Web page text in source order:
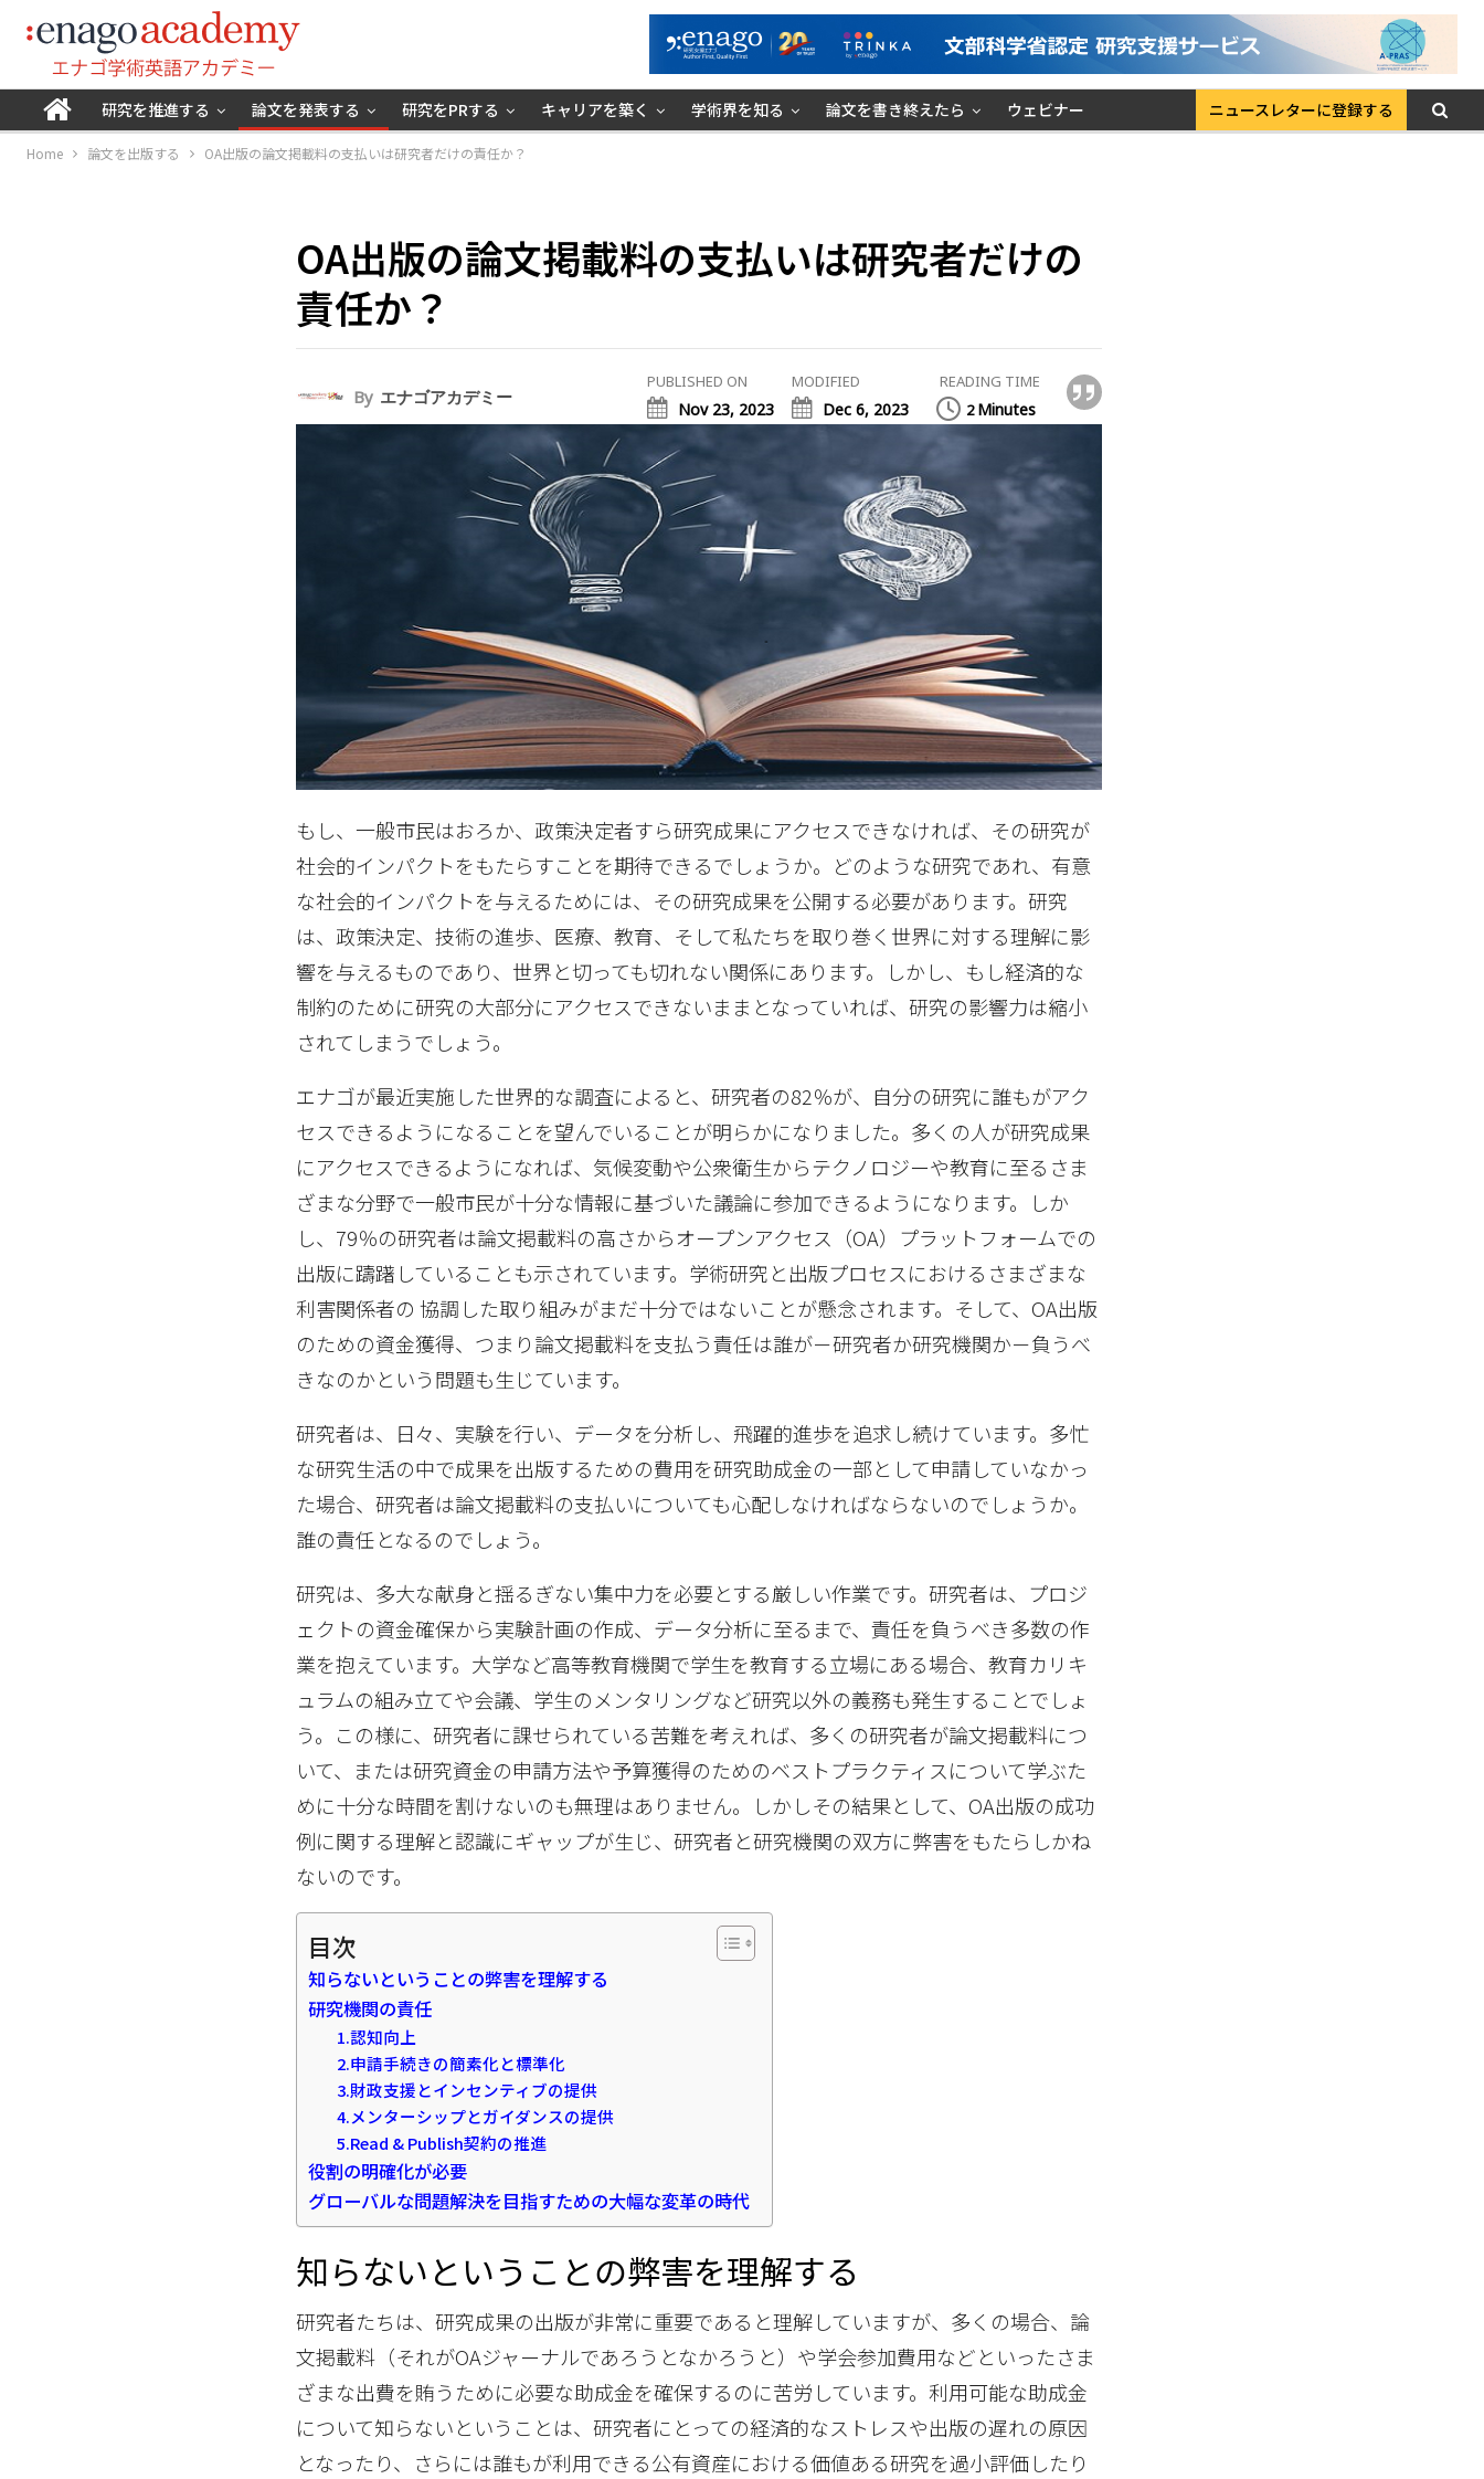
研究を推進する 論文を発表する 研究をPRする キャリアを築く 学術界を知る 論文を書き終えたら ウェビナー ニュースレターに登録する
Home 論文を出版する OA出版の論文掲載料の支払いは研究者だけの責任か？
OA出版の論文掲載料の支払いは研究者だけの
責任か？
READING TIME
2 Minutes
By エナゴアカデミー
MODIFIED
Dec 6, 2023
PUBLISHED ON
Nov 23, 2023
もし、一般市民はおろか、政策決定者すら研究成果にアクセスできなければ、その研究が
社会的インパクトをもたらすことを期待できるでしょうか。どのような研究であれ、有意
な社会的インパクトを与えるためには、その研究成果を公開する必要があります。研究
は、政策決定、技術の進歩、医療、教育、そして私たちを取り巻く世界に対する理解に影
響を与えるものであり、世界と切っても切れない関係にあります。しかし、もし経済的な
制約のために研究の大部分にアクセスできないままとなっていれば、研究の影響力は縮小
されてしまうでしょう。
エナゴが最近実施した世界的な調査によると、研究者の82％が、自分の研究に誰もがアク
セスできるようになることを望んでいることが明らかになりました。多くの人が研究成果
にアクセスできるようになれば、気候変動や公衆衛生からテクノロジーや教育に至るさま
ざまな分野で一般市民が十分な情報に基づいた議論に参加できるようになります。しか
し、79％の研究者は論文掲載料の高さからオープンアクセス（OA）プラットフォームでの
出版に躊躇していることも示されています。学術研究と出版プロセスにおけるさまざまな
利害関係者の 協調した取り組みがまだ十分ではないことが懸念されます。そして、OA出版
のための資金獲得、つまり論文掲載料を支払う責任は誰が－研究者か研究機関か－負うべ
きなのかという問題も生じています。
研究者は、日々、実験を行い、データを分析し、飛躍的進歩を追求し続けています。多忙
な研究生活の中で成果を出版するための費用を研究助成金の一部として申請していなかっ
た場合、研究者は論文掲載料の支払いについても心配しなければならないのでしょうか。
誰の責任となるのでしょう。
研究は、多大な献身と揺るぎない集中力を必要とする厳しい作業です。研究者は、プロジ
ェクトの資金確保から実験計画の作成、データ分析に至るまで、責任を負うべき多数の作
業を抱えています。大学など高等教育機関で学生を教育する立場にある場合、教育カリキ
ュラムの組み立てや会議、学生のメンタリングなど研究以外の義務も発生することでしょ
う。この様に、研究者に課せられている苦難を考えれば、多くの研究者が論文掲載料につ
いて、または研究資金の申請方法や予算獲得のためのベストプラクティスについて学ぶた
めに十分な時間を割けないのも無理はありません。しかしその結果として、OA出版の成功
例に関する理解と認識にギャップが生じ、研究者と研究機関の双方に弊害をもたらしかね
ないのです。
目次
知らないということの弊害を理解する
研究機関の責任
1.認知向上
2.申請手続きの簡素化と標準化
3.財政支援とインセンティブの提供
4.メンターシップとガイダンスの提供
5.Read & Publish契約の推進
役割の明確化が必要
グローバルな問題解決を目指すための大幅な変革の時代
知らないということの弊害を理解する
研究者たちは、研究成果の出版が非常に重要であると理解していますが、多くの場合、論
文掲載料（それがOAジャーナルであろうとなかろうと）や学会参加費用などといったさま
ざまな出費を賄うために必要な助成金を確保するのに苦労しています。利用可能な助成金
について知らないということは、研究者にとっての経済的なストレスや出版の遅れの原因
となったり、さらには誰もが利用できる公有資産における価値ある研究を過小評価したり